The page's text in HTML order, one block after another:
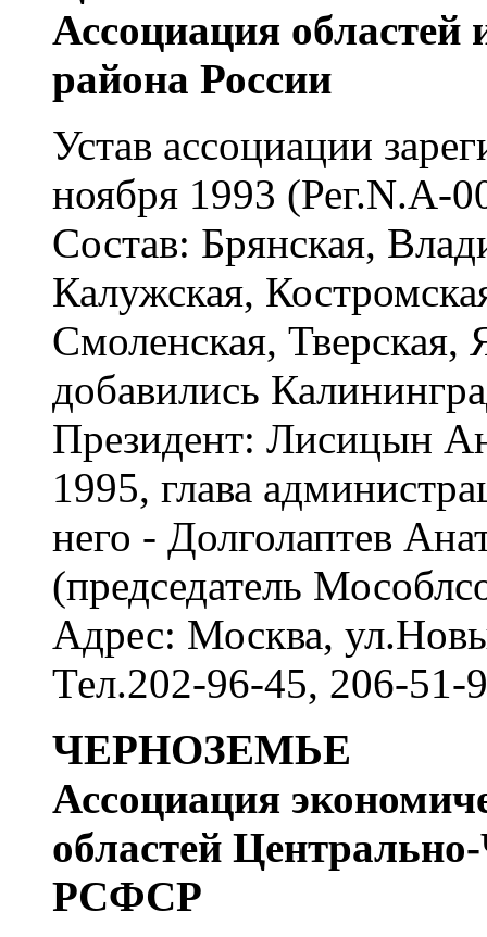
Ассоциация областей
района России
Устав ассоциации
ноября 1993 (Рег.N.А-
Состав: Брянская,
Калужская,
Смоленская, Тверская,
добавились
Президент: Лисицын
1995, глава
него - Долголаптев
(председатель
Адрес: Москва,
Тел.202-96-45, 206-51-
ЧЕРНОЗЕМЬЕ
Ассоциация
областей
РСФСР